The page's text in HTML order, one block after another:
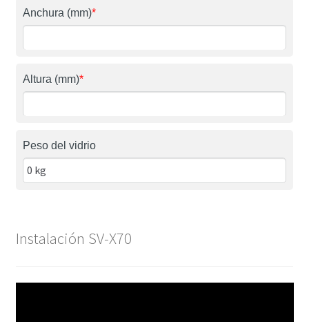
Anchura (mm)*
Altura (mm)*
Peso del vidrio
Instalación SV-X70